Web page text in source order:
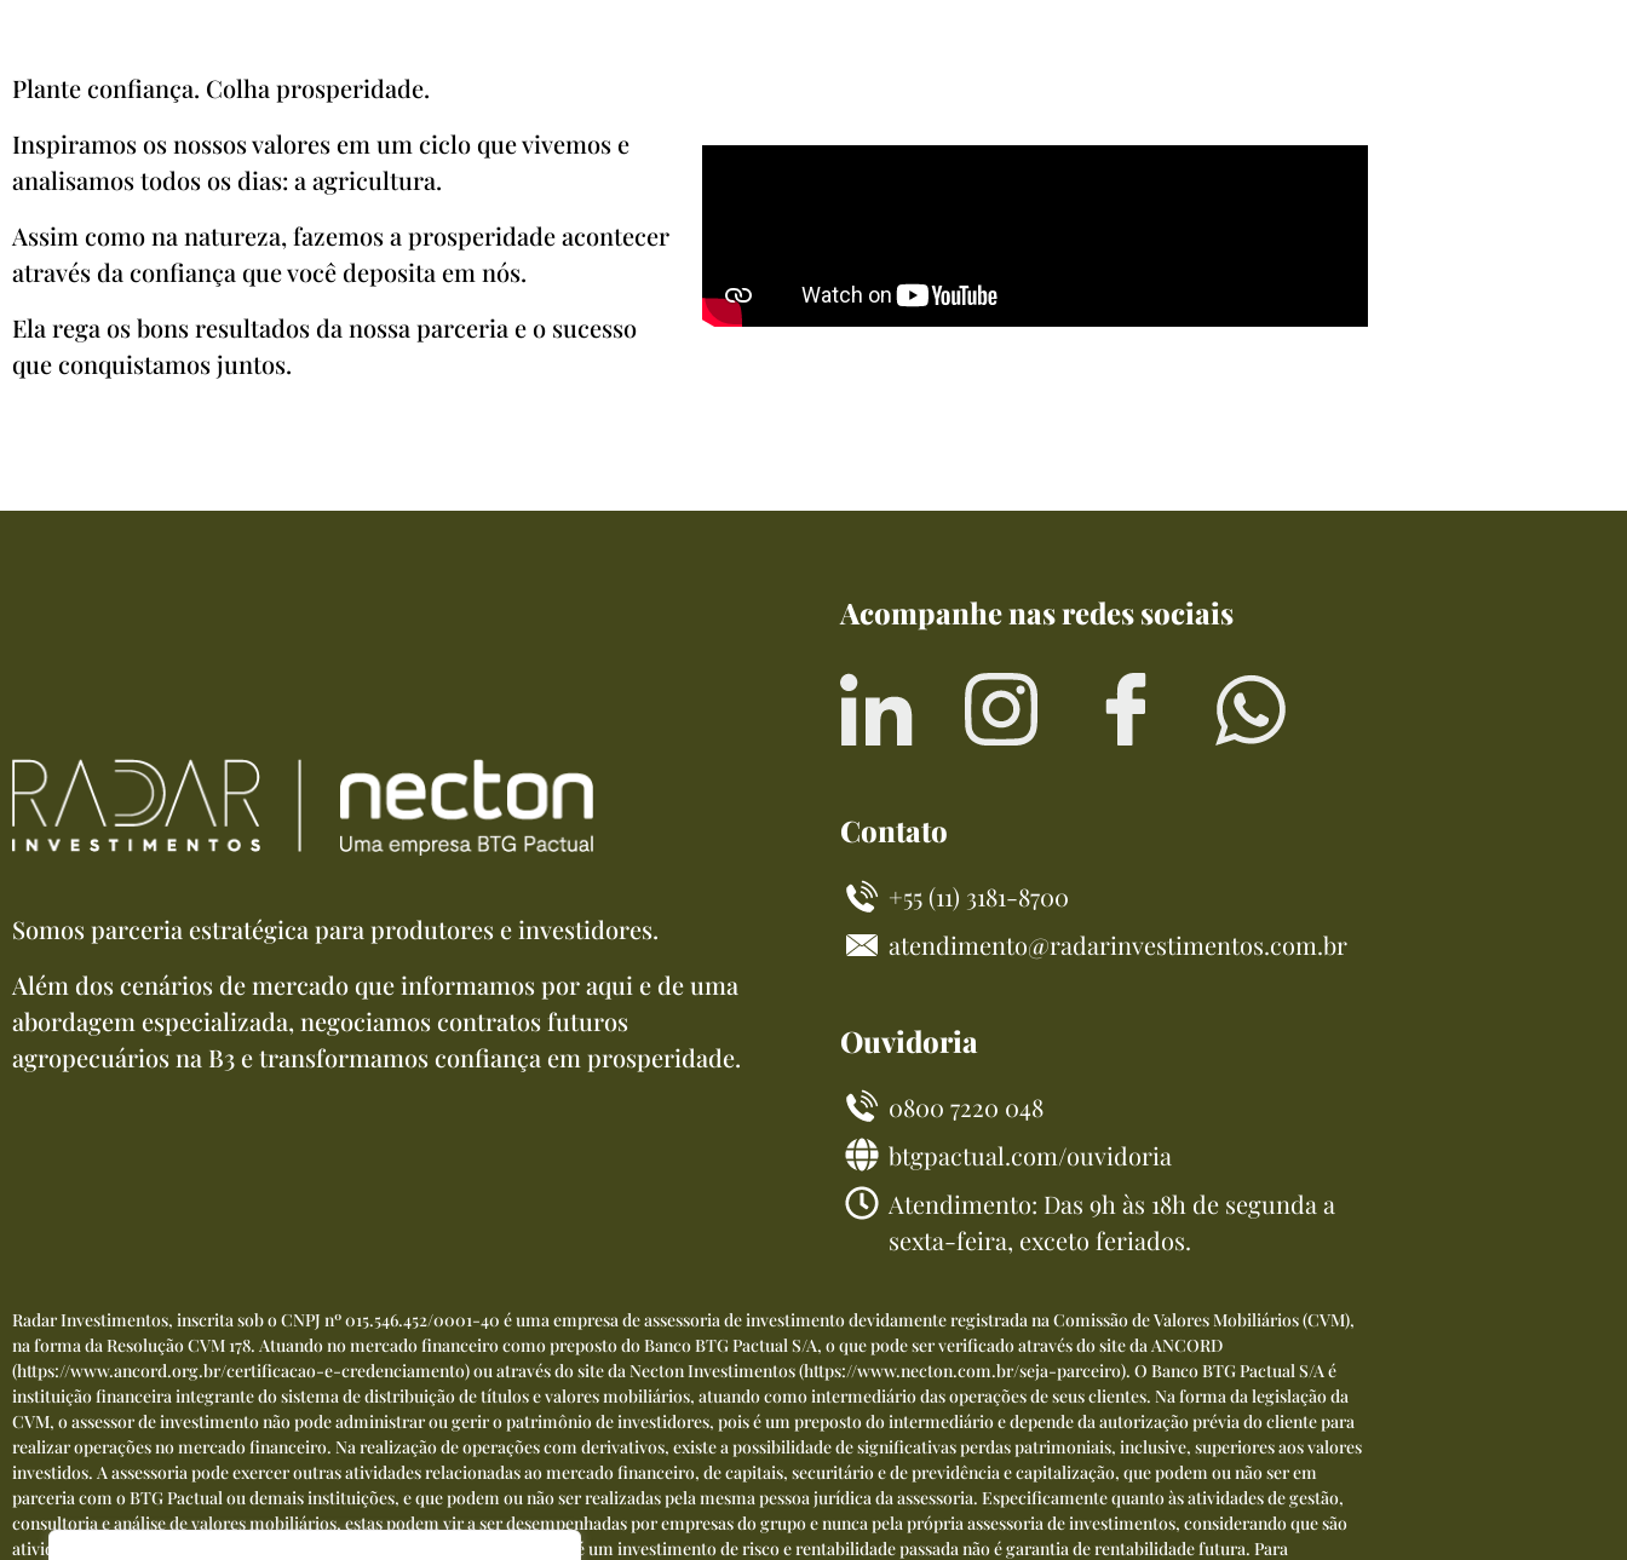
Plante confiança. Colha prosperidade.
Inspiramos os nossos valores em um ciclo que vivemos e
analisamos todos os dias: a agricultura.
Assim como na natureza, fazemos a prosperidade acontecer
através da confiança que você deposita em nós.
Ela rega os bons resultados da nossa parceria e o sucesso
que conquistamos juntos.
Somos parceria estratégica para produtores e investidores.
Além dos cenários de mercado que informamos por aqui e de uma
abordagem especializada, negociamos contratos futuros
agropecuários na B3 e transformamos confiança em prosperidade.
Acompanhe nas redes sociais
Contato
+55 (11) 3181-8700
atendimento@radarinvestimentos.com.br
Ouvidoria
0800 7220 048
btgpactual.com/ouvidoria
Atendimento: Das 9h às 18h de segunda a
sexta-feira, exceto feriados.
Radar Investimentos, inscrita sob o CNPJ nº 015.546.452/0001-40 é uma empresa de assessoria de investimento devidamente registrada na Comissão de Valores Mobiliários (CVM),
na forma da Resolução CVM 178. Atuando no mercado financeiro como preposto do Banco BTG Pactual S/A, o que pode ser verificado através do site da ANCORD
(https://www.ancord.org.br/certificacao-e-credenciamento) ou através do site da Necton Investimentos (https://www.necton.com.br/seja-parceiro). O Banco BTG Pactual S/A é
instituição financeira integrante do sistema de distribuição de títulos e valores mobiliários, atuando como intermediário das operações de seus clientes. Na forma da legislação da
CVM, o assessor de investimento não pode administrar ou gerir o patrimônio de investidores, pois é um preposto do intermediário e depende da autorização prévia do cliente para
realizar operações no mercado financeiro. Na realização de operações com derivativos, existe a possibilidade de significativas perdas patrimoniais, inclusive, superiores aos valores
investidos. A assessoria pode exercer outras atividades relacionadas ao mercado financeiro, de capitais, securitário e de previdência e capitalização, que podem ou não ser em
parceria com o BTG Pactual ou demais instituições, e que podem ou não ser realizadas pela mesma pessoa jurídica da assessoria. Especificamente quanto às atividades de gestão,
consultoria e análise de valores mobiliários, estas podem vir a ser desempenhadas por empresas do grupo e nunca pela própria assessoria de investimentos, considerando que são
atividades conflitantes e que exigem segregação. O investimento em ações é um investimento de risco e rentabilidade passada não é garantia de rentabilidade futura. Para